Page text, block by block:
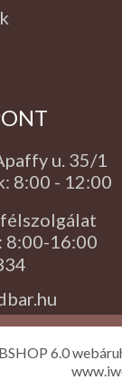
u. 35/1
8:00 - 12:00
8:00-16:00
6.0